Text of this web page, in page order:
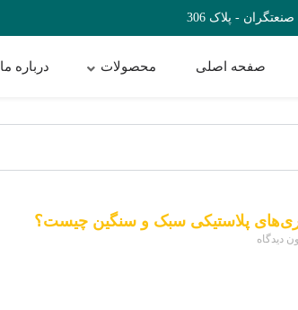
- پلاک 306
صفحه اصلی محصولات درباره ما
پلاستیکی سبک و سنگین چیست؟
دیدگاه